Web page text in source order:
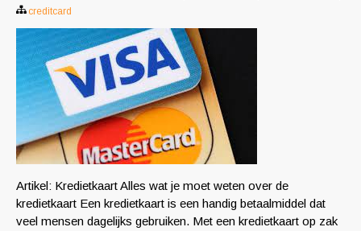
creditcard
Artikel: Kredietkaart Alles wat je moet weten over de
kredietkaart Een kredietkaart is een handig betaalmiddel dat
veel mensen dagelijks gebruiken. Met een kredietkaart op zak